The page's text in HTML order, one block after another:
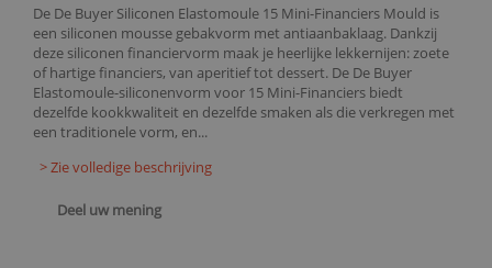
De De Buyer Siliconen Elastomoule 15 Mini-Financiers Mould is
een siliconen mousse gebakvorm met antiaanbaklaag. Dankzij
deze siliconen financiervorm maak je heerlijke lekkernijen: zoete
of hartige financiers, van aperitief tot dessert. De De Buyer
Elastomoule-siliconenvorm voor 15 Mini-Financiers biedt
dezelfde kookkwaliteit en dezelfde smaken als die verkregen met
een traditionele vorm, en...
> Zie volledige beschrijving
Deel uw mening